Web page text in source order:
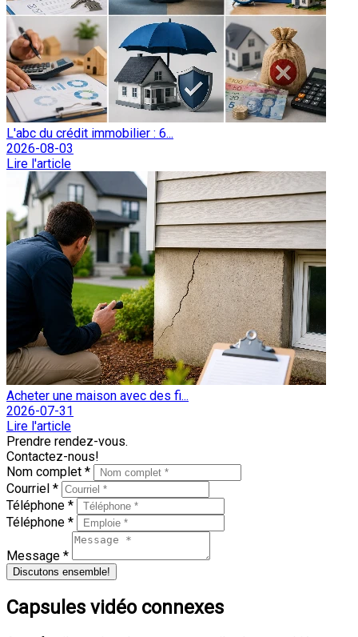
L'abc du crédit immobilier : 6...
2026-08-03
Lire l'article
Acheter une maison avec des fi...
2026-07-31
Lire l'article
Prendre rendez-vous.
Contactez-nous!
Nom complet *
Courriel *
Téléphone *
Téléphone *
Message *
Discutons ensemble!
Capsules vidéo connexes